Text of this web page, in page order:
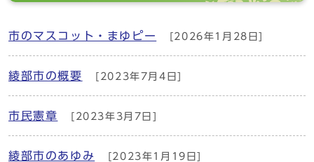
市のマスコット・まゆピー [2026年1月28日]
綾部市の概要 [2023年7月4日]
市民憲章 [2023年3月7日]
綾部市のあゆみ [2023年1月19日]